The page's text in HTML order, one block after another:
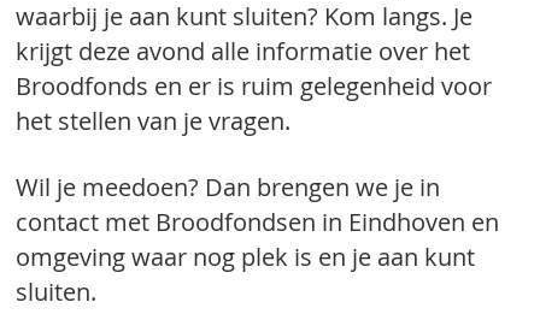
waarbij je aan kunt sluiten? Kom langs. Je
krijgt deze avond alle informatie over het
Broodfonds en er is ruim gelegenheid voor
het stellen van je vragen.
Wil je meedoen? Dan brengen we je in
contact met Broodfondsen in Eindhoven en
omgeving waar nog plek is en je aan kunt
sluiten.